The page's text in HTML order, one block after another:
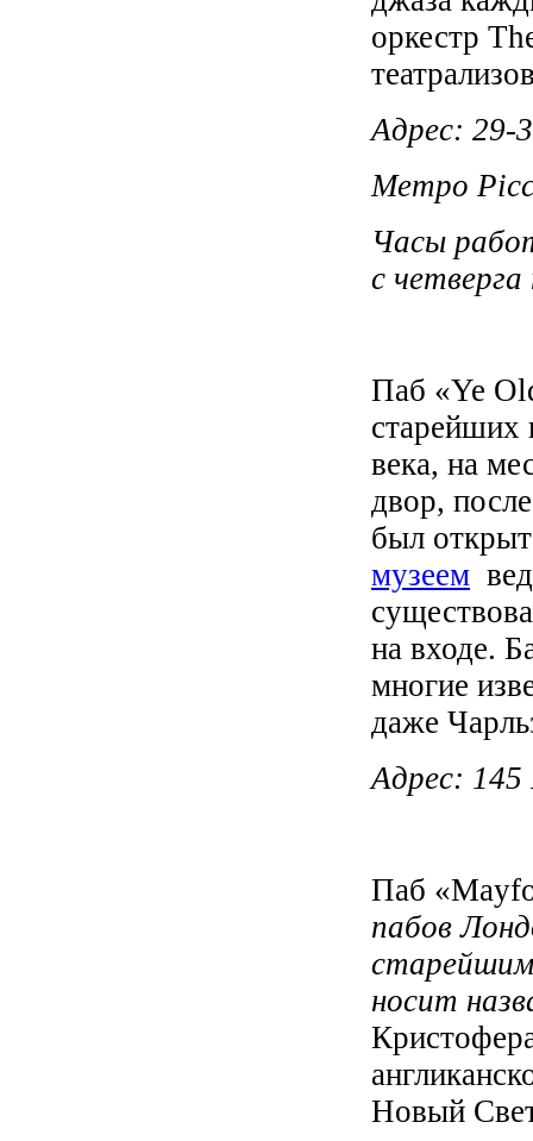
оркестр
Адрес: 29-
Метро
Часы
с
Паб «Ye
старейших
века, на
двор,
был
музеем
на входе.
многие
даже
Адрес: 145
Паб
пабов
носит
Новый